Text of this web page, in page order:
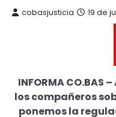
cobasjusticia 19 de
INFORMA CO.BAS
los compañeros
ponemos la